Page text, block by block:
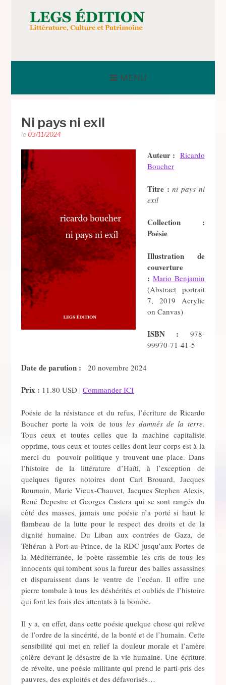
contenuLEGS ÉDITION
MENU
Ni pays ni exil
le 03/11/2024
Auteur : Ricardo
Boucher
Titre :ni pays ni
exil
Collection :
Poésie
Illustration de
couverture
:Mario Benjamin
(Abstract portrait
7, 2019 Acrylic
on Canvas)
ISBN : 978-
99970-71-41-5
Date de parution : 20 novembre 2024
Prix : 11.80 USD |Commander ICI
Poésie de la résistance et du refus, l’écriture de Ricardo
Boucher porte la voix de tousles damnés de la terre.
Tous ceux et toutes celles que la machine capitaliste
opprime, tous ceux et toutes celles dont leur corps est à la
merci du pouvoir politique y trouvent une place. Dans
l’histoire de la littérature d’Haïti, à l’exception de
quelques figures notoires dont Carl Brouard, Jacques
Roumain, Marie Vieux-Chauvet, Jacques Stephen Alexis,
René Depestre et Georges Castera qui se sont rangés du
côté des masses, jamais une poésie n’a porté si haut le
flambeau de la lutte pour le respect des droits et de la
dignité humaine. Du Liban aux contrées de Gaza, de
Téhéran à Port-au-Prince, de la RDC jusqu’aux Portes de
la Méditerranée, le poète rassemble les cris de tous les
innocents qui tombent sous la fureur des balles assassines
et disparaissent dans le ventre de l’océan. Il offre une
pierre tombale à tous les déshérités et oubliés de l’histoire
qui font les frais des attentats à la bombe.
Il y a, en effet, dans cette poésie quelque chose qui relève
de l’ordre de la sincérité, de la bonté et de l’humain. Cette
sensibilité qui met en relief la douleur morale et l’amère
colère devant le désastre de la vie humaine. Une écriture
de révolte, une poésie militante qui prend le parti-pris des
pauvres, des exploités et des défavorisés…